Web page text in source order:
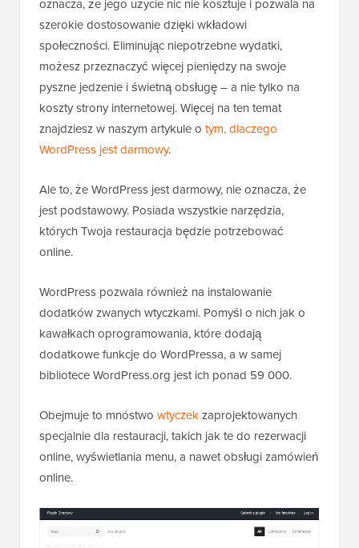
oznacza, że jego użycie nic nie kosztuje i pozwala na
szerokie dostosowanie dzięki wkładowi
społeczności. Eliminując niepotrzebne wydatki,
możesz przeznaczyć więcej pieniędzy na swoje
pyszne jedzenie i świetną obsługę – a nie tylko na
koszty strony internetowej. Więcej na ten temat
znajdziesz w naszym artykule o tym, dlaczego
WordPress jest darmowy.
Ale to, że WordPress jest darmowy, nie oznacza, że
jest podstawowy. Posiada wszystkie narzędzia,
których Twoja restauracja będzie potrzebować
online.
WordPress pozwala również na instalowanie
dodatków zwanych wtyczkami. Pomyśl o nich jak o
kawałkach oprogramowania, które dodają
dodatkowe funkcje do WordPressa, a w samej
bibliotece WordPress.org jest ich ponad 59 000.
Obejmuje to mnóstwo wtyczekzaprojektowanych
specjalnie dla restauracji, takich jak te do rezerwacji
online, wyświetlania menu, a nawet obsługi zamówień
online.